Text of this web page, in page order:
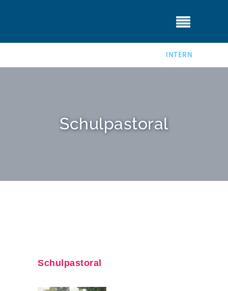
INTERN
Schulpastoral
Schulpastoral